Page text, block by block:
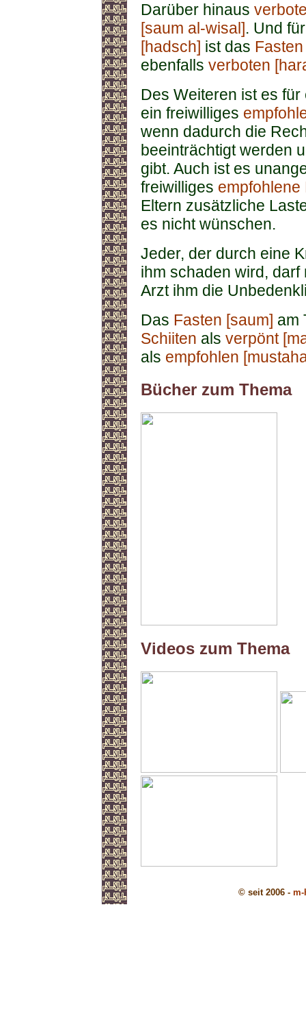
Darüber hinaus
[saum al-wisal]. Und
[hadsch] ist das
ebenfalls verboten
Des Weiteren ist es
ein freiwilliges
wenn dadurch die
beeinträchtigt werden
gibt. Auch ist es
freiwilliges empfohlene
Eltern zusätzliche
es nicht wünschen.
Jeder, der durch eine
ihm schaden wird,
Arzt ihm die
Das Fasten [saum] am
Schiiten als verpönt
als empfohlen
Bücher zum Thema
Videos zum Thema
© seit 2006 - m-